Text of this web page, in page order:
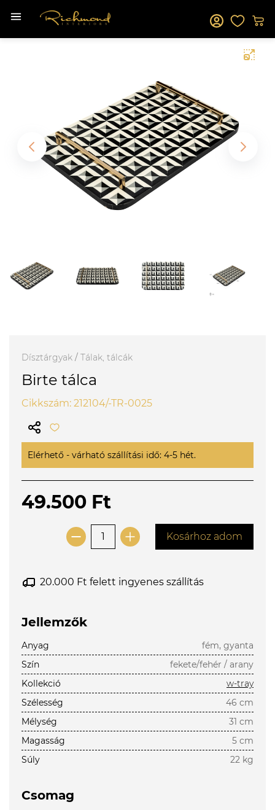
Dísztárgyak / Tálak, tálcák
Birte tálca
Cikkszám: 212104/-TR-0025
Elérhető - várható szállítási idő: 4-5 hét.
49.500 Ft
Kosárhoz adom
20.000 Ft felett ingyenes szállítás
Jellemzők
Anyag
fém, gyanta
Szín
fekete/fehér / arany
Kollekció
w-tray
Szélesség
46 cm
Mélység
31 cm
Magasság
5 cm
Súly
22 kg
Csomag